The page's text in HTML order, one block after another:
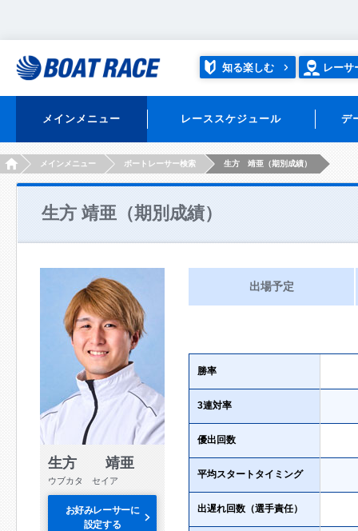
知る楽しむ レーサ
メインメニュー レーススケジュール デ
HOMEメインメニュー ボートレーサー検索 生方 靖亜（期別成績）
生方 靖亜（期別成績）
生方 靖亜
ウブカタ セイア
お好みレーサーに
設定する
出場予定
勝率
3連対率
優出回数
平均スタートタイミング
出遅れ回数（選手責任）